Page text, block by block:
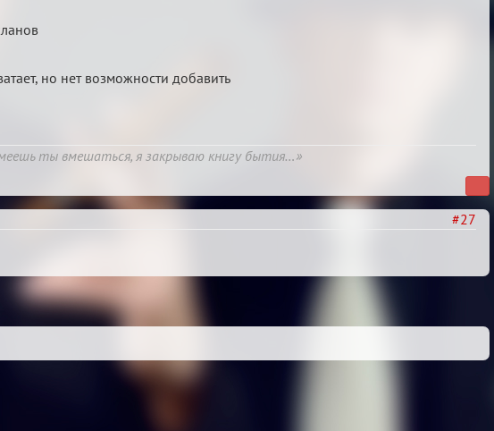
но нет возможности добавить
ты вмешаться, я закрываю книгу бытия…»
#27